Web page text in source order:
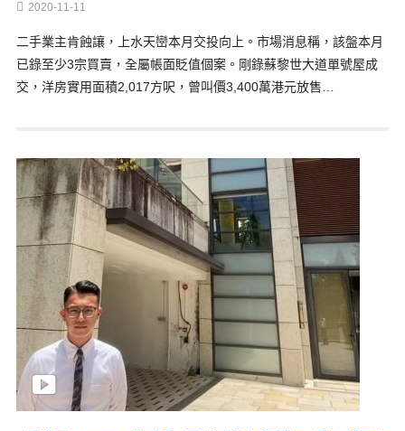
2020-11-11
二手業主肯蝕讓，上水天巒本月交投向上。市場消息稱，該盤本月
已錄至少3宗買賣，全屬帳面貶值個案。剛錄蘇黎世大道單號屋成
交，洋房實用面積2,017方呎，曾叫價3,400萬港元放售…